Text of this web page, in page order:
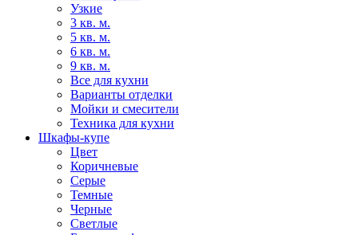
Узкие
3 кв. м.
5 кв. м.
6 кв. м.
9 кв. м.
Все для кухни
Варианты отделки
Мойки и смесители
Техника для кухни
Шкафы-купе
Цвет
Коричневые
Серые
Темные
Черные
Светлые